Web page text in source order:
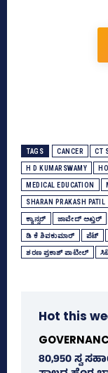
TAGS CANCER CT
H D KUMARSWAMY
MEDICAL EDUCATION
SHARAN PRAKASH PATIL
ಕ್ಯಾನ್ಸರ್‌ ಜಾವೇದ್‌ ಅಖ್ತರ್‌
ಡಿ ಕೆ ಶಿವಕುಮಾರ್ ಪೆಟ್‌
ಶರಣ ಪ್ರಕಾಶ್‌ ಪಾಟೀಲ್‌
Hot this
80,950 ಸ್ವ